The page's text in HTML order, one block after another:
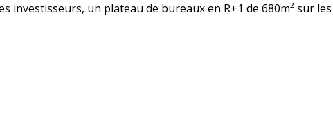
investisseurs, un plateau de bureaux en R+1 de 680m² sur